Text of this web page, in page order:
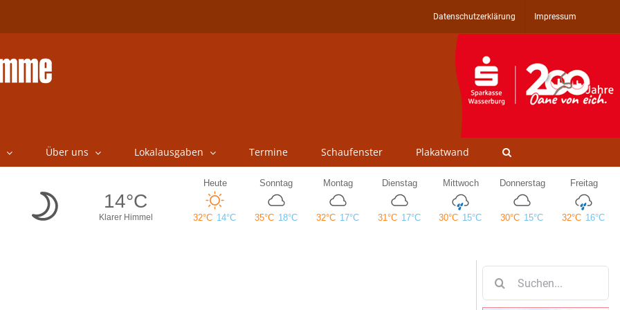
Datenschutzerklärung Impressum
Über uns Lokalausgaben Termine Schaufenster Plakatwand
nach: